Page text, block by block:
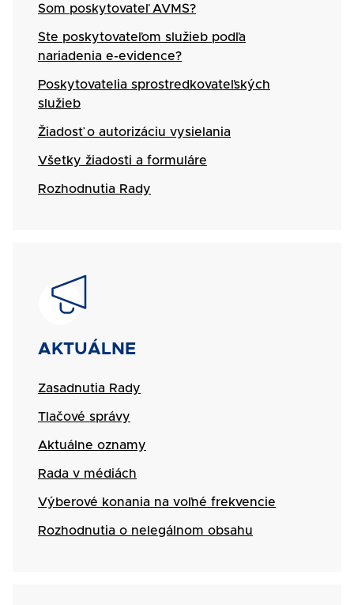
Som poskytovateľ AVMS?
Ste poskytovateľom služieb podľa
nariadenia e-evidence?
Poskytovatelia sprostredkovateľských
služieb
Žiadosť o autorizáciu vysielania
Všetky žiadosti a formuláre
Rozhodnutia Rady
Názov
AKTUÁLNE
Zasadnutia Rady
Tlačové správy
Aktuálne oznamy
Rada v médiách
Výberové konania na voľné frekvencie
Rozhodnutia o nelegálnom obsahu